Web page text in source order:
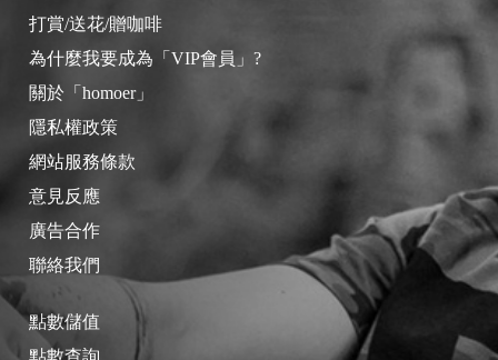
打賞/送花/贈咖啡
為什麼我要成為「VIP會員」?
關於「homoer」
隱私權政策
網站服務條款
意見反應
廣告合作
聯絡我們
點數儲值
點數查詢